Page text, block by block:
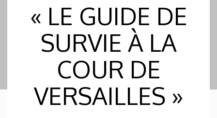
« LE GUIDE DE
SURVIE À LA
COUR DE
VERSAILLES »